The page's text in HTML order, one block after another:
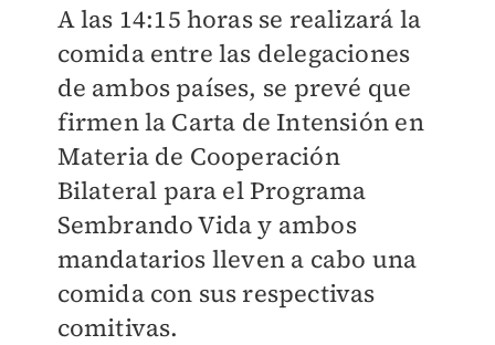
A las 14:15 horas se realizará la
comida entre las delegaciones
de ambos países, se prevé que
firmen la Carta de Intensión en
Materia de Cooperación
Bilateral para el Programa
Sembrando Vida y ambos
mandatarios lleven a cabo una
comida con sus respectivas
comitivas.